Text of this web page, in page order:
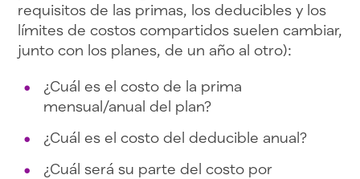
requisitos de las primas, los deducibles y los
límites de costos compartidos suelen cambiar,
junto con los planes, de un año al otro):
¿Cuál es el costo de la prima
mensual/anual del plan?
¿Cuál es el costo del deducible anual?
¿Cuál será su parte del costo por